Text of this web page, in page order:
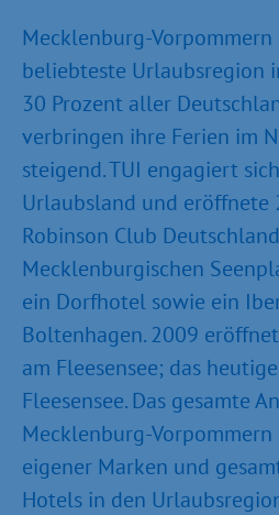
Mecklenburg-
beliebteste Urlaubsregion
30 Prozent aller
verbringen ihre Ferien im
steigend. TUI engagiert
Urlaubsland und eröffnete
Robinson Club
Mecklenburgischen
ein Dorfhotel sowie ein
Boltenhagen. 2009
am Fleesensee; das
Fleesensee. Das gesamte
Mecklenburg-
eigener Marken und
Hotels in den